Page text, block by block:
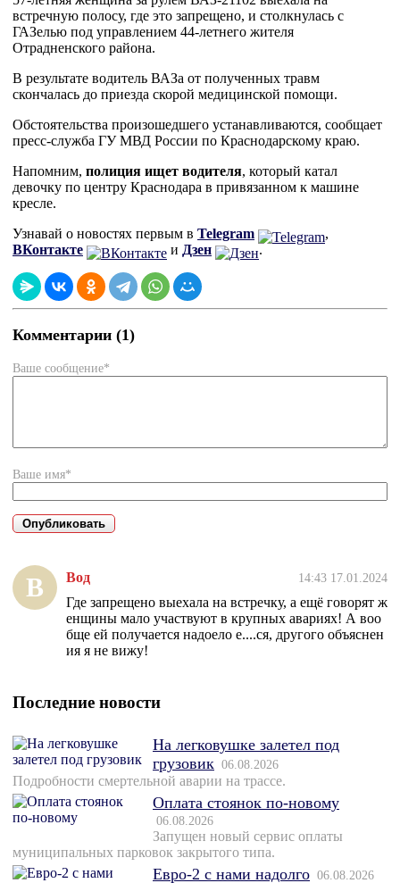
встречную полосу, где это запрещено, и столкнулась с
ГАЗелью под управлением 44-летнего жителя
Отрадненского района.
В результате водитель ВАЗа от полученных травм
скончалась до приезда скорой медицинской помощи.
Обстоятельства произошедшего устанавливаются, сообщает
пресс-служба ГУ МВД России по Краснодарскому краю.
Напомним, полиция ищет водителя, который катал
девочку по центру Краснодара в привязанном к машине
кресле.
Узнавай о новостях первым в Telegram
,
ВКонтакте
и Дзен .
Комментарии (1)
Ваше сообщение*
Ваше имя*
В Вод 14:43 17.01.2024
Где запрещено выехала на встречку, а ещё говорят ж
енщины мало участвуют в крупных авариях! А воо
бще ей получается надоело е....ся, другого объяснен
ия я не вижу!
Последние новости
На легковушке залетел под
грузовик 06.08.2026
Подробности смертельной аварии на трассе.
Оплата стоянок по-новому
06.08.2026
Запущен новый сервис оплаты
муниципальных парковок закрытого типа.
Евро-2 с нами надолго 06.08.2026